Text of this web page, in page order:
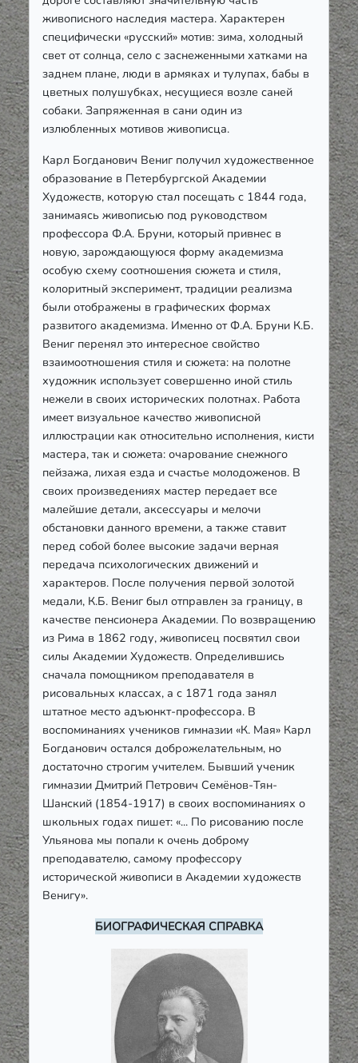
живописного наследия мастера. Характерен
специфически «русский» мотив: зима, холодный
свет от солнца, село с заснеженными хатками на
заднем плане, люди в армяках и тулупах, бабы в
цветных полушубках, несущиеся возле саней
собаки. Запряженная в сани один из
излюбленных мотивов живописца.
Карл Богданович Вениг получил художественное
образование в Петербургской Академии
Художеств, которую стал посещать с 1844 года,
занимаясь живописью под руководством
профессора Ф.А. Бруни, который привнес в
новую, зарождающуюся форму академизма
особую схему соотношения сюжета и стиля,
колоритный эксперимент, традиции реализма
были отображены в графических формах
развитого академизма. Именно от Ф.А. Бруни К.Б.
Вениг перенял это интересное свойство
взаимоотношения стиля и сюжета: на полотне
художник использует совершенно иной стиль
нежели в своих исторических полотнах. Работа
имеет визуальное качество живописной
иллюстрации как относительно исполнения, кисти
мастера, так и сюжета: очарование снежного
пейзажа, лихая езда и счастье молодоженов. В
своих произведениях мастер передает все
малейшие детали, аксессуары и мелочи
обстановки данного времени, а также ставит
перед собой более высокие задачи верная
передача психологических движений и
характеров. После получения первой золотой
медали, К.Б. Вениг был отправлен за границу, в
качестве пенсионера Академии. По возвращению
из Рима в 1862 году, живописец посвятил свои
силы Академии Художеств. Определившись
сначала помощником преподавателя в
рисовальных классах, а с 1871 года занял
штатное место адъюнкт-профессора. В
воспоминаниях учеников гимназии «К. Мая» Карл
Богданович остался доброжелательным, но
достаточно строгим учителем. Бывший ученик
гимназии Дмитрий Петрович Семёнов-Тян-
Шанский (1854-1917) в своих воспоминаниях о
школьных годах пишет: «... По рисованию после
Ульянова мы попали к очень доброму
преподавателю, самому профессору
исторической живописи в Академии художеств
Венигу».
БИОГРАФИЧЕСКАЯ СПРАВКА